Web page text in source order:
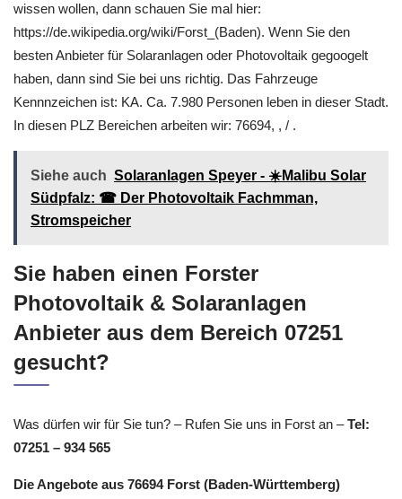
wissen wollen, dann schauen Sie mal hier:
https://de.wikipedia.org/wiki/Forst_(Baden). Wenn Sie den
besten Anbieter für Solaranlagen oder Photovoltaik gegoogelt
haben, dann sind Sie bei uns richtig. Das Fahrzeuge
Kennnzeichen ist: KA. Ca. 7.980 Personen leben in dieser Stadt.
In diesen PLZ Bereichen arbeiten wir: 76694, , / .
Siehe auch Solaranlagen Speyer - ☀️Malibu Solar
Südpfalz: ☎ Der Photovoltaik Fachmman,
Stromspeicher
Sie haben einen Forster
Photovoltaik & Solaranlagen
Anbieter aus dem Bereich 07251
gesucht?
Was dürfen wir für Sie tun? – Rufen Sie uns in Forst an –Tel:
07251 – 934 565
Die Angebote aus 76694 Forst (Baden-Württemberg)